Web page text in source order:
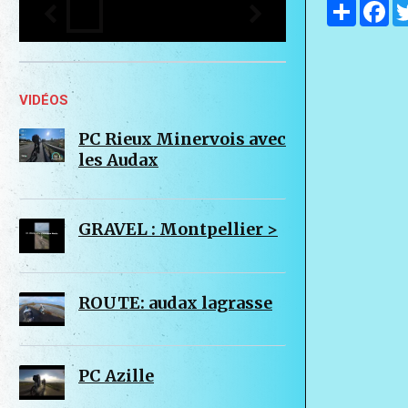
Partager
VIDÉOS
PC Rieux Minervois avec
les Audax
GRAVEL : Montpellier >
ROUTE: audax lagrasse
PC Azille